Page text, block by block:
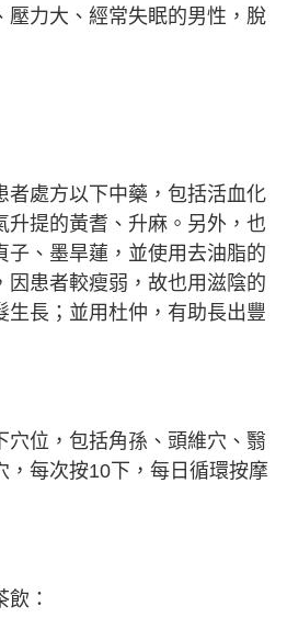
壓力大、經常失眠的男性，脫
者處方以下中藥，包括活血化
升提的黃耆、升麻。另外，也
子、墨旱蓮，並使用去油脂的
因患者較瘦弱，故也用滋陰的
生長；並用杜仲，有助長出豐
穴位，包括角孫、頭維穴、翳
，每次按10下，每日循環按摩
：